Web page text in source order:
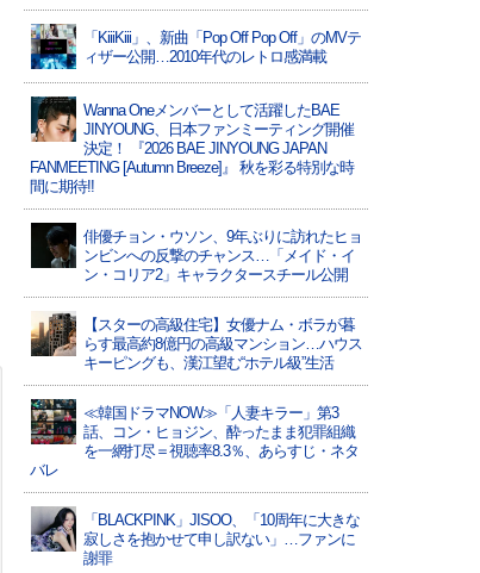
「KiiiKiii」、新曲「Pop Off Pop Off」のMVテ
ィザー公開…2010年代のレトロ感満載
Wanna Oneメンバーとして活躍したBAE
JINYOUNG、日本ファンミーティング開催
決定！ 『2026 BAE JINYOUNG JAPAN
FANMEETING [Autumn Breeze]』 秋を彩る特別な時
間に期待!!
俳優チョン・ウソン、9年ぶりに訪れたヒョ
ンビンへの反撃のチャンス…「メイド・イ
ン・コリア2」キャラクタースチール公開
【スターの高級住宅】女優ナム・ボラが暮
らす最高約8億円の高級マンション…ハウス
キーピングも、漢江望む“ホテル級”生活
≪韓国ドラマNOW≫「人妻キラー」第3
話、コン・ヒョジン、酔ったまま犯罪組織
を一網打尽＝視聴率8.3％、あらすじ・ネタ
バレ
「BLACKPINK」JISOO、「10周年に大きな
寂しさを抱かせて申し訳ない」…ファンに
謝罪